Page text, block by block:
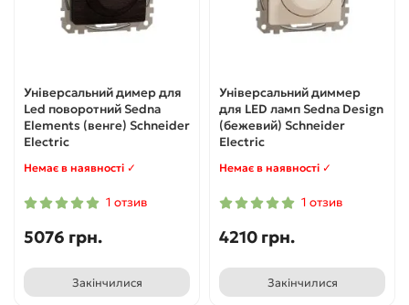
Універсальний димер для
Led поворотний Sedna
Elements (венге) Schneider
Electric
Немає в наявності ✓
1 отзив
5076 грн.
Закінчилися
Універсальний диммер
для LED ламп Sedna Design
(бежевий) Schneider
Electric
Немає в наявності ✓
1 отзив
4210 грн.
Закінчилися